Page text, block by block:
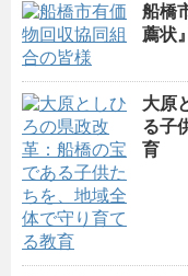
船橋
薦状
大原
る子
育